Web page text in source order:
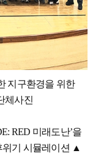
지구환경을 위한
체사진
RED 미래도난’을
기 시뮬레이션 ▲